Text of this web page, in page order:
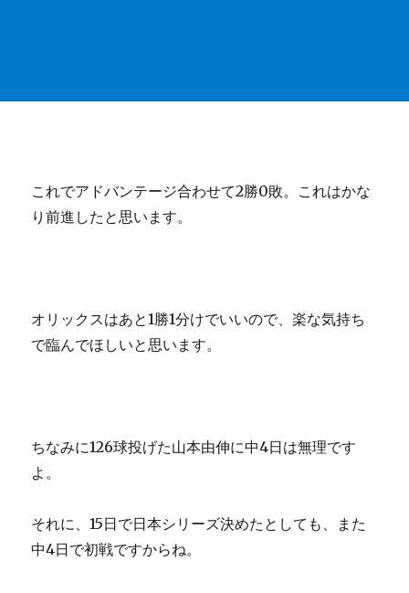
これでアドバンテージ合わせて2勝0敗。これはかな
り前進したと思います。
オリックスはあと1勝1分けでいいので、楽な気持ち
で臨んでほしいと思います。
ちなみに126球投げた山本由伸に中4日は無理です
よ。
それに、15日で日本シリーズ決めたとしても、また
中4日で初戦ですからね。